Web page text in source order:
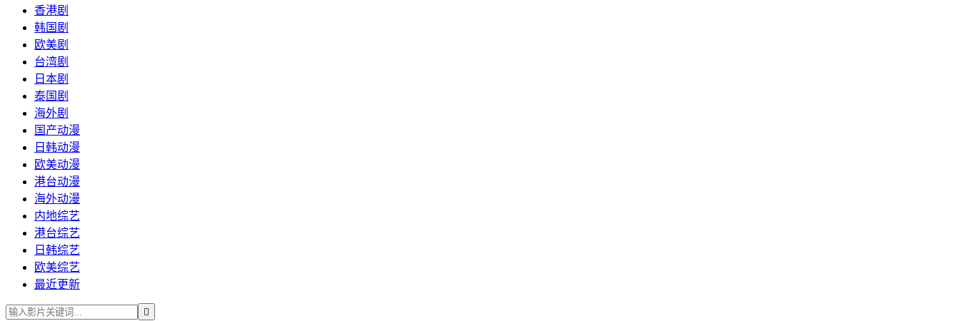
香港剧
韩国剧
欧美剧
台湾剧
日本剧
泰国剧
海外剧
国产动漫
日韩动漫
欧美动漫
港台动漫
海外动漫
内地综艺
港台综艺
日韩综艺
欧美综艺
最近更新
